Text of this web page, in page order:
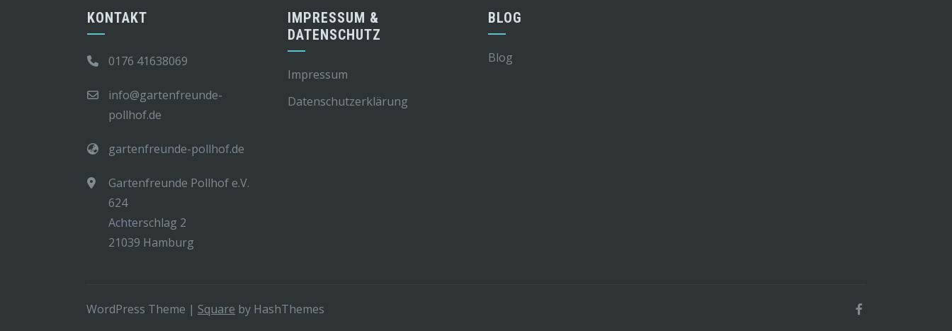
KONTAKT
0176 41638069
info@gartenfreunde-
pollhof.de
gartenfreunde-pollhof.de
Gartenfreunde Pollhof e.V.
624
Achterschlag 2
21039 Hamburg
IMPRESSUM &
DATENSCHUTZ
Impressum
Datenschutzerklärung
BLOG
Blog
WordPress Theme | Square by HashThemes